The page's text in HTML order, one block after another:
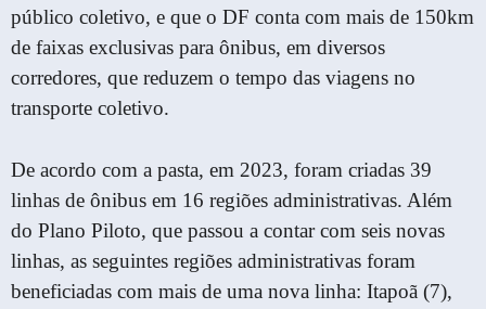
público coletivo, e que o DF conta com mais de 150km
de faixas exclusivas para ônibus, em diversos
corredores, que reduzem o tempo das viagens no
transporte coletivo.
De acordo com a pasta, em 2023, foram criadas 39
linhas de ônibus em 16 regiões administrativas. Além
do Plano Piloto, que passou a contar com seis novas
linhas, as seguintes regiões administrativas foram
beneficiadas com mais de uma nova linha: Itapoã (7),